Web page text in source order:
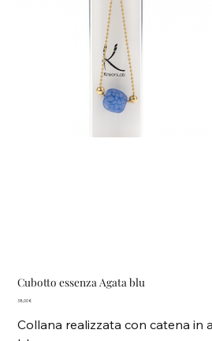
Cubotto essenza Agata blu
Prezzo
38,00 €
Collana realizzata con catena in